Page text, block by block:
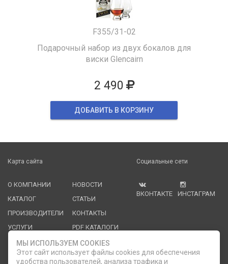
F355/31-02
Подарочный набор из двух бокалов для
виски Glencairn
2 490
ДОБАВИТЬ В КОРЗИНУ
Карта сайта
О КОМПАНИИ
КАТАЛОГ
ПРОИЗВОДИТЕЛИ
УСЛУГИ
НОВОСТИ
СТАТЬИ
КОНТАКТЫ
PDF КАТАЛОГИ
ОПЛАТА И
ДОСТАВКА
Социальные сети
ВКОНТАКТЕ ИНСТАГРАМ
МЫ ИСПОЛЬЗУЕМ COOKIES
Этот сайт использует файлы cookies для обеспечения
удобства пользователей, анализа трафика и